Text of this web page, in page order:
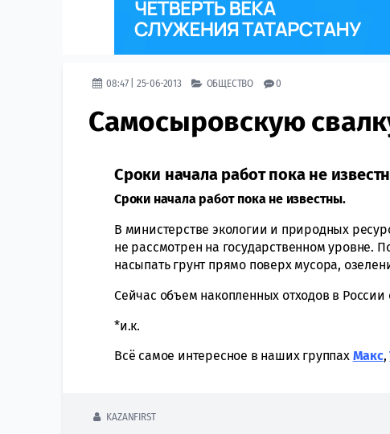
08:47 | 25-06-2013 ОБЩЕСТВО 0
Самосыровскую
Сроки начала работ пока не
Сроки начала работ пока не известны.
В министерстве экологии и природных
не рассмотрен на государственном уровне.
насыпать грунт прямо поверх мусора,
Сейчас объем накопленных отходов в России
*и.к.
Всё самое интересное в наших группах Макс,
KAZANFIRST